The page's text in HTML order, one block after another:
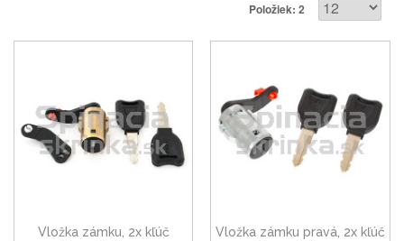
Položiek: 2
Vložka zámku, 2x kľúč
Vložka zámku pravá, 2x kľúč